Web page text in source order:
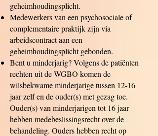
geheimhoudingsplicht.
Medewerkers van een psychosociale of
complementaire praktijk zijn via
arbeidscontract aan een
geheimhoudingsplicht gebonden.
Bent u minderjarig? Volgens de patiënten
rechten uit de WGBO komen de
wilsbekwame minderjarige tussen 12-16
jaar zelf en de ouder(s) met gezag toe.
Ouder(s) van minderjarigen tot 16 jaar
hebben medebeslissingsrecht over de
behandeling. Ouders hebben recht op